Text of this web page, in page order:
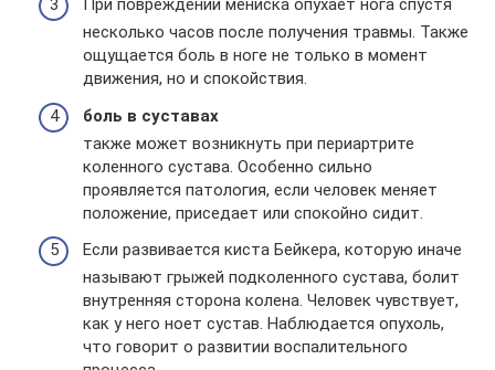
При повреждении мениска опухает нога спустя
несколько часов после получения травмы. Также
ощущается боль в ноге не только в момент
движения, но и спокойствия.
боль в суставах
также может возникнуть при периартрите
коленного сустава. Особенно сильно
проявляется патология, если человек меняет
положение, приседает или спокойно сидит.
Если развивается киста Бейкера, которую иначе
называют грыжей подколенного сустава, болит
внутренняя сторона колена. Человек чувствует,
как у него ноет сустав. Наблюдается опухоль,
что говорит о развитии воспалительного